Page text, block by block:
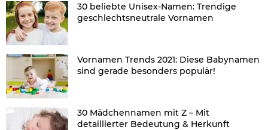
30 beliebte Unisex-Namen: Trendige
geschlechtsneutrale Vornamen
Vornamen Trends 2021: Diese Babynamen
sind gerade besonders populär!
30 Mädchennamen mit Z – Mit
detaillierter Bedeutung & Herkunft